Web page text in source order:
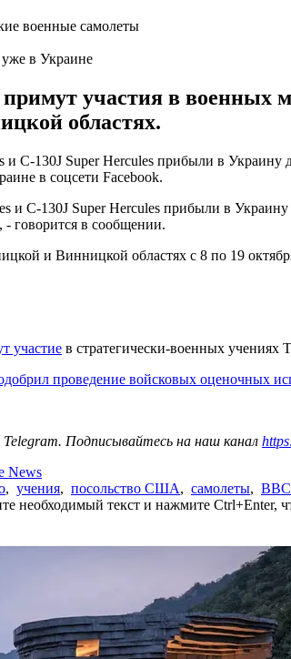
в Украине
участия в военных
областях.
130J Super Hercules прибыли в Украину
в соцсети Facebook.
130J Super Hercules прибыли в Украину
- говорится в сообщении.
и Винницкой областях с 8 по 19
участие в стратегически-военных учениях
проведение войсковых оценочных
Telegram. Подписывайтесь на наш канал
News
, учения, посольство США, самолеты,
необходимый текст и нажмите Ctrl+Enter,